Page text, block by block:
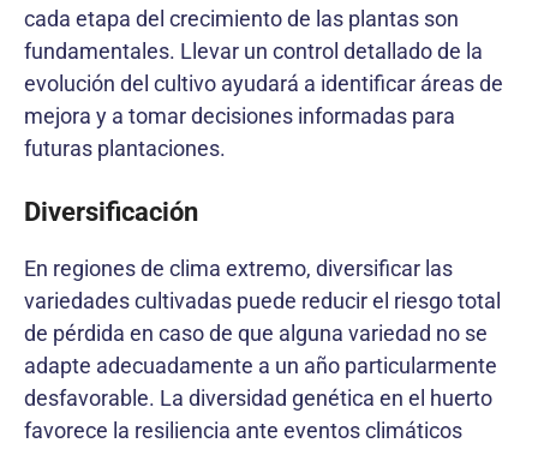
cada etapa del crecimiento de las plantas son
fundamentales. Llevar un control detallado de la
evolución del cultivo ayudará a identificar áreas de
mejora y a tomar decisiones informadas para
futuras plantaciones.
Diversificación
En regiones de clima extremo, diversificar las
variedades cultivadas puede reducir el riesgo total
de pérdida en caso de que alguna variedad no se
adapte adecuadamente a un año particularmente
desfavorable. La diversidad genética en el huerto
favorece la resiliencia ante eventos climáticos